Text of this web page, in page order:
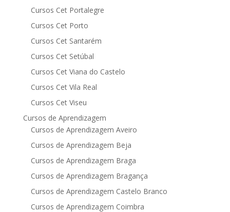
Cursos Cet Portalegre
Cursos Cet Porto
Cursos Cet Santarém
Cursos Cet Setúbal
Cursos Cet Viana do Castelo
Cursos Cet Vila Real
Cursos Cet Viseu
Cursos de Aprendizagem
Cursos de Aprendizagem Aveiro
Cursos de Aprendizagem Beja
Cursos de Aprendizagem Braga
Cursos de Aprendizagem Bragança
Cursos de Aprendizagem Castelo Branco
Cursos de Aprendizagem Coimbra